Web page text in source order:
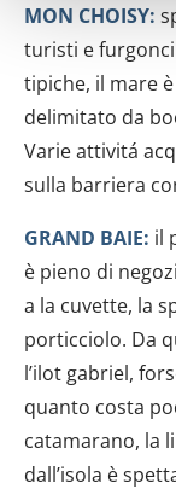
attivamente
(impronte
Approfondisci
e imposta le tue
modificare o
dalla
Utilizziamo i
annunci, per
analizzare il
informazioni sul
nostri partner
pubblicità e
con altre
raccolto dal tuo
MON CHOISY:
turisti e
tipiche, il mare
delimitato da
Varie attivitá
sulla barriera
GRAND BAIE: il
è pieno di
a la cuvette, la
porticciolo. Da
l’ilot gabriel,
quanto costa
catamarano, la
dall’isola è